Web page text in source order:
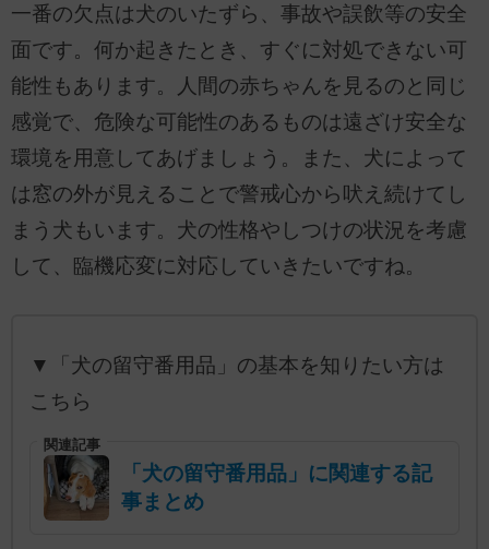
一番の欠点は犬のいたずら、事故や誤飲等の安全
面です。何か起きたとき、すぐに対処できない可
能性もあります。人間の赤ちゃんを見るのと同じ
感覚で、危険な可能性のあるものは遠ざけ安全な
環境を用意してあげましょう。また、犬によって
は窓の外が見えることで警戒心から吠え続けてし
まう犬もいます。犬の性格やしつけの状況を考慮
して、臨機応変に対応していきたいですね。
▼「犬の留守番用品」の基本を知りたい方は
こちら
関連記事
「犬の留守番用品」に関連する記
事まとめ